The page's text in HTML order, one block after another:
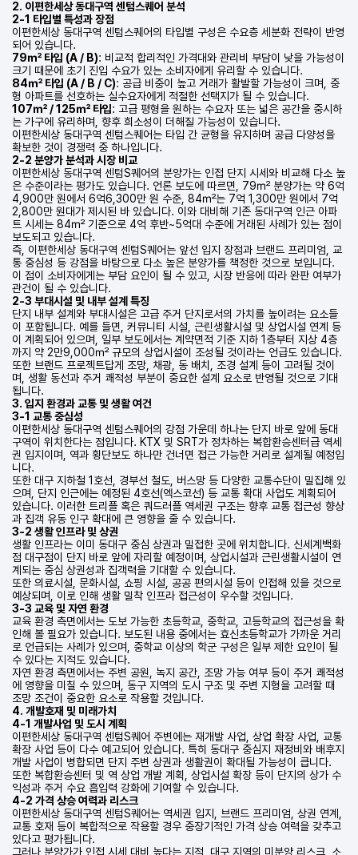
2. 이편한세상 동대구역 센텀스퀘어 분석
2-1 타입별 특성과 장점
이편한세상 동대구역 센텀스퀘어의 타입별 구성은 수요층 세분화 전략이 반영
되어 있습니다.
79㎡ 타입 (A / B): 비교적 합리적인 가격대와 관리비 부담이 낮을 가능성이
크기 때문에 초기 진입 수요가 있는 소비자에게 유리할 수 있습니다.
84㎡ 타입 (A / B / C): 공급 비중이 높고 거래가 활발할 가능성이 크며, 중
형 아파트를 선호하는 실수요자에게 적절한 선택지가 될 수 있습니다.
107㎡ / 125㎡ 타입: 고급 평형을 원하는 수요자 또는 넓은 공간을 중시하
는 가구에 유리하며, 향후 희소성이 더해질 가능성이 있습니다.
이편한세상 동대구역 센텀스퀘어는 타입 간 균형을 유지하며 공급 다양성을
확보한 것이 경쟁력 중 하나입니다.
2-2 분양가 분석과 시장 비교
이편한세상 동대구역 센텀S퀘어의 분양가는 인접 단지 시세와 비교해 다소 높
은 수준이라는 평가도 있습니다. 언론 보도에 따르면, 79㎡ 분양가는 약 6억
4,900만 원에서 6억6,300만 원 수준, 84㎡는 7억 1,300만 원에서 7억
2,800만 원대가 제시된 바 있습니다. 이와 대비해 기존 동대구역 인근 아파
트 시세는 84㎡ 기준으로 4억 후반~5억대 수준에 거래된 사례가 있는 점이
보도되고 있습니다.
즉, 이편한세상 동대구역 센텀S퀘어는 앞선 입지 장점과 브랜드 프리미엄, 교
통 중심성 등 강점을 바탕으로 다소 높은 분양가를 책정한 것으로 보입니다.
이 점이 소비자에게는 부담 요인이 될 수 있고, 시장 반응에 따라 완판 여부가
관건이 될 수 있습니다.
2-3 부대시설 및 내부 설계 특징
단지 내부 설계와 부대시설은 고급 주거 단지로서의 가치를 높이려는 요소들
이 포함됩니다. 예를 들면, 커뮤니티 시설, 근린생활시설 및 상업시설 연계 등
이 계획되어 있으며, 일부 보도에서는 계약면적 기준 지하 1층부터 지상 4층
까지 약 2만9,000㎡ 규모의 상업시설이 조성될 것이라는 언급도 있습니다.
또한 브랜드 프로젝트답게 조망, 채광, 동 배치, 조경 설계 등이 고려될 것이
며, 생활 동선과 주거 쾌적성 부분이 중요한 설계 요소로 반영될 것으로 기대
됩니다.
3. 입지 환경과 교통 및 생활 여건
3-1 교통 중심성
이편한세상 동대구역 센텀스퀘어의 강점 가운데 하나는 단지 바로 앞에 동대
구역이 위치한다는 점입니다. KTX 및 SRT가 정차하는 복합환승센터급 역세
권 입지이며, 역과 횡단보도 하나만 건너면 접근 가능한 거리로 설계될 예정입
니다.
또한 대구 지하철 1호선, 경부선 철도, 버스망 등 다양한 교통수단이 밀집해 있
으며, 단지 인근에는 예정된 4호선(엑스코선) 등 교통 확대 사업도 계획되어
있습니다. 이러한 트리플 혹은 쿼드러플 역세권 구조는 향후 교통 접근성 향상
과 집객 유동 인구 확대에 큰 영향을 줄 수 있습니다.
3-2 생활 인프라 및 상권
생활 인프라는 이미 동대구 중심 상권과 밀접한 곳에 위치합니다. 신세계백화
점 대구점이 단지 바로 앞에 자리할 예정이며, 상업시설과 근린생활시설이 연
계되는 중심 상권성과 집객력을 기대할 수 있습니다.
또한 의료시설, 문화시설, 쇼핑 시설, 공공 편의시설 등이 인접해 있을 것으로
예상되며, 이로 인해 생활 밀착 인프라 접근성이 우수할 것입니다.
3-3 교육 및 자연 환경
교육 환경 측면에서는 도보 가능한 초등학교, 중학교, 고등학교의 접근성을 확
인해 볼 필요가 있습니다. 보도된 내용 중에서는 효신초등학교가 가까운 거리
로 언급되는 사례가 있으며, 중학교 이상의 학군 구성은 일부 제한 요인이 될
수 있다는 지적도 있습니다.
자연 환경 측면에서는 주변 공원, 녹지 공간, 조망 가능 여부 등이 주거 쾌적성
에 영향을 미칠 수 있으며, 동구 지역의 도시 구조 및 주변 지형을 고려할 때
조망 조건이 중요한 요소로 작용할 것입니다.
4. 개발호재 및 미래가치
4-1 개발사업 및 도시 계획
이편한세상 동대구역 센텀S퀘어 주변에는 재개발 사업, 상업 확장 사업, 교통
확장 사업 등이 다수 예고되어 있습니다. 특히 동대구 중심지 재정비와 배후지
개발 사업이 병합되면 단지 주변 상권과 생활권이 확대될 가능성이 큽니다.
또한 복합환승센터 및 역 상업 개발 계획, 상업시설 확장 등이 단지의 상가 수
익성과 주거 수요 흡입력 강화에 기여할 수 있습니다.
4-2 가격 상승 여력과 리스크
이편한세상 동대구역 센텀S퀘어는 역세권 입지, 브랜드 프리미엄, 상권 연계,
교통 호재 등이 복합적으로 작용할 경우 중장기적인 가격 상승 여력을 갖추고
있다고 평가됩니다.
그러나 분양가가 인접 시세 대비 높다는 지적, 대구 지역의 미분양 리스크, 소